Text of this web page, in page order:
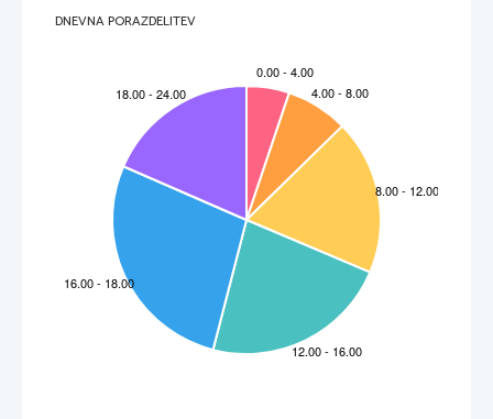
DNEVNA PORAZDELITEV